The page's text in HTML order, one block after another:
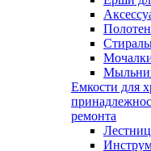
Емкости для
ремонта